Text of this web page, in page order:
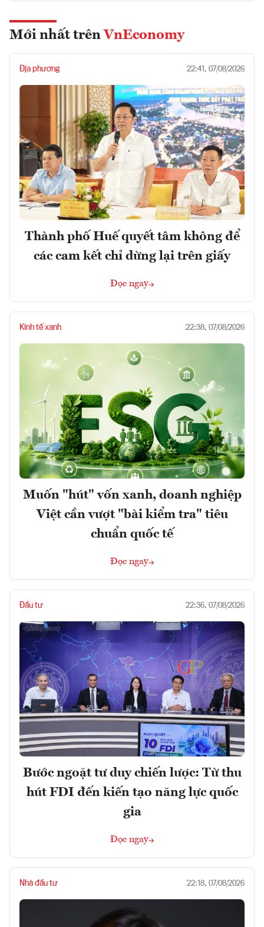
Mới nhất trên VnEconomy
Địa phương 22:41, 07/08/2026
Thành phố Huế quyết tâm không để
các cam kết chỉ dừng lại trên giấy
Đọc ngay
Kinh tế xanh 22:38, 07/08/2026
Muốn "hút" vốn xanh, doanh nghiệp
Việt cần vượt "bài kiểm tra" tiêu
chuẩn quốc tế
Đọc ngay
Đầu tư 22:36, 07/08/2026
Bước ngoặt tư duy chiến lược: Từ thu
hút FDI đến kiến tạo năng lực quốc
gia
Đọc ngay
Nhà đầu tư 22:18, 07/08/2026